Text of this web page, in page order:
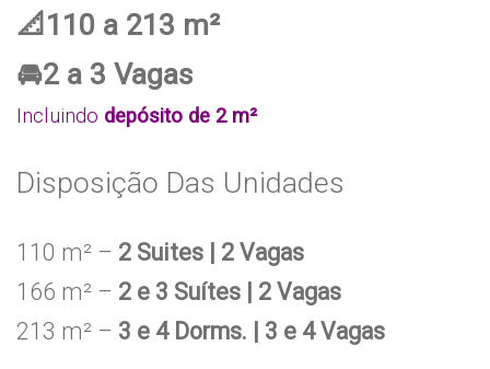
📐110 a 213 m²
🚘2 a 3 Vagas
Incluindo depósito de 2 m²
Disposição Das Unidades
110 m² – 2 Suites | 2 Vagas
166 m² – 2 e 3 Suítes | 2 Vagas
213 m² – 3 e 4 Dorms. | 3 e 4 Vagas